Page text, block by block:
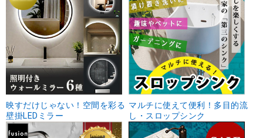
映すだけじゃない！空間を彩る
壁掛LEDミラー
マルチに使えて便利！多目的流
し・スロップシンク